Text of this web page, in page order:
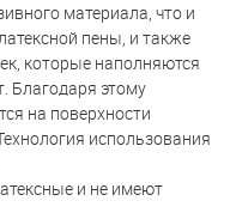
материала, что и
пены, и также
которые наполняются
Благодаря этому
на поверхности
использования
и не имеют